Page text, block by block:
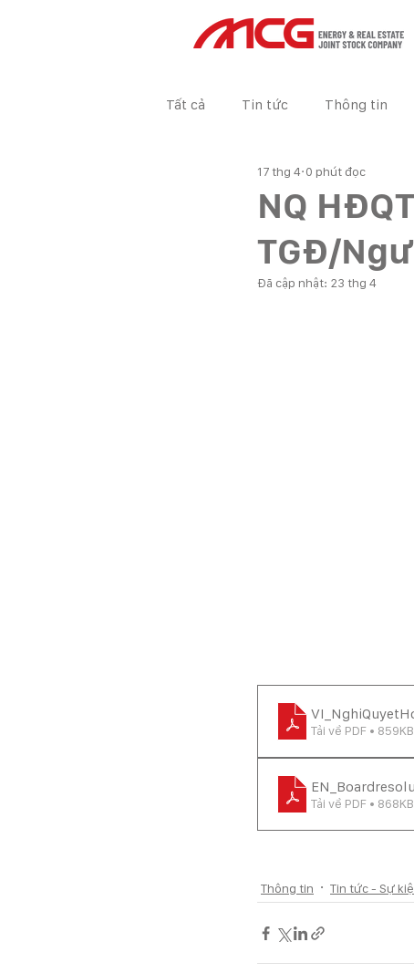
Tất cả Tin tức Thông tin
Tin tức Dự án BÁO CÁO TÀI
NQ
TGĐ/
17 thg 4 0 phút đọc
Đã cập nhật: 23 thg 4
Tải về PDF • 859KB
Tải về PDF • 868KB
Thông tin Tin tức - Sự